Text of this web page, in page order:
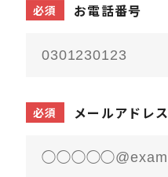
必須 お電話番号
必須 メールアドレス